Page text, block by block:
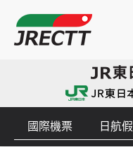
國際機票 日航